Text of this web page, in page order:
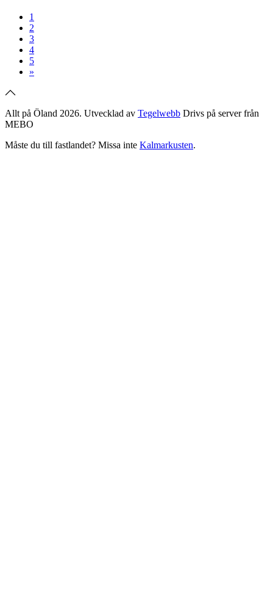
1
2
3
4
5
»
Allt på Öland 2026. Utvecklad av Tegelwebb Drivs på server från
MEBO
Måste du till fastlandet? Missa inte Kalmarkusten.